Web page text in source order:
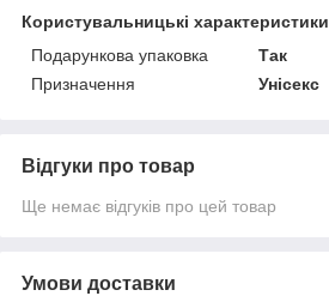
Користувальницькі характеристики
Подарункова упаковка
Так
Призначення
Унісекс
Відгуки про товар
Ще немає відгуків про цей товар
Умови доставки